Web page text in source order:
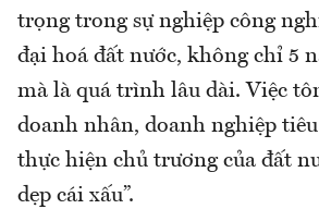
trọng trong sự nghiệp công
đại hoá đất nước, không chỉ 5
mà là quá trình lâu dài. Việc
doanh nhân, doanh nghiệp
thực hiện chủ trương của đất
dẹp cái xấu”.